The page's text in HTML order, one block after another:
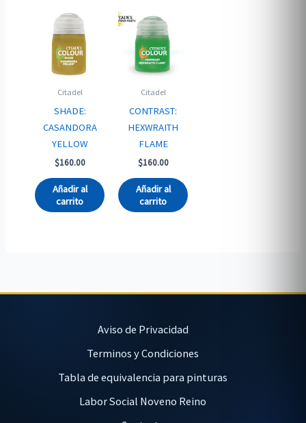
Citadel
SHADE:
CASANDORA
YELLOW
$160.00
Añadir al
carrito
Citadel
CONTRAST:
HEXWRAITH
FLAME
$160.00
Añadir al
carrito
Aviso de Privacidad
Terminos y Condiciones
Tabla de equivalencia para pinturas
Labor Social Noveno Reino